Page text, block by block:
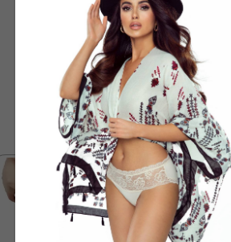
PRODUKTY
( 12 náhodně
NÁŠ